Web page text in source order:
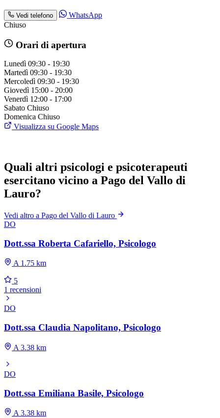
Vedi telefono
WhatsApp
Chiuso
Orari di apertura
Lunedì 09:30 - 19:30
Martedì 09:30 - 19:30
Mercoledì 09:30 - 19:30
Giovedì 15:00 - 20:00
Venerdì 12:00 - 17:00
Sabato Chiuso
Domenica Chiuso
Visualizza su Google Maps
Quali altri psicologi e psicoterapeuti
esercitano vicino a Pago del Vallo di
Lauro?
Vedi altro a Pago del Vallo di Lauro
DO
Dott.ssa Roberta Cafariello, Psicologo
A 1.75 km
5
1 recensioni
DO
Dott.ssa Claudia Napolitano, Psicologo
A 3.38 km
DO
Dott.ssa Emiliana Basile, Psicologo
A 3.38 km